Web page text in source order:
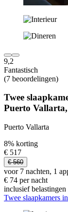
9,2
Fantastisch
(7 beoordelingen)
Twee
Puerto Vallarta,
Puerto Vallarta
8% korting
€ 517
€ 560
voor 7 nachten, 1
€ 74 per nacht
inclusief belastingen
Twee slaapkamers